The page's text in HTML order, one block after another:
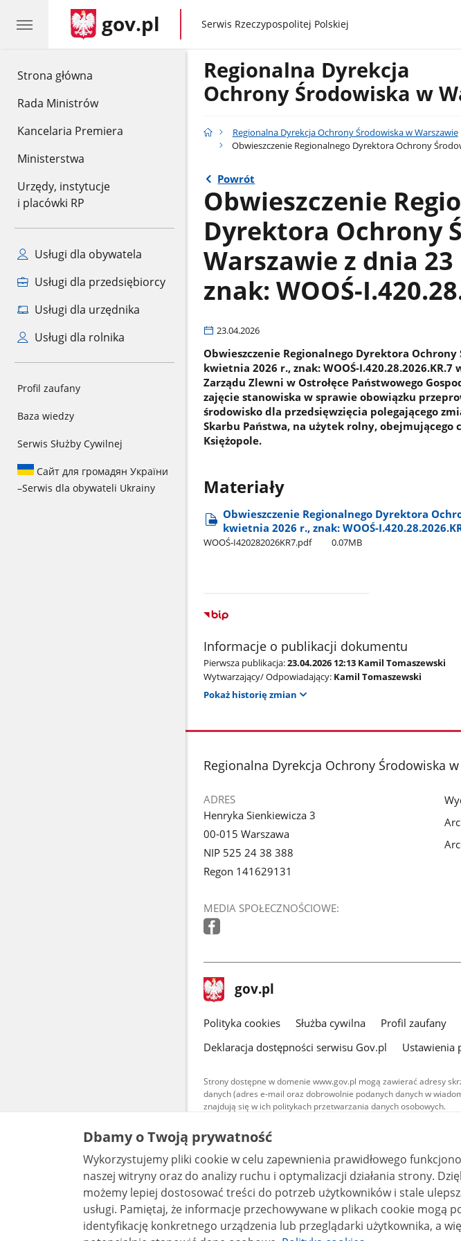
Strona główna
Rada Ministrów
Kancelaria Premiera
Ministerstwa
Urzędy, instytucje
i placówki RP
Usługi dla obywatela
Usługi dla przedsiębiorcy
Usługi dla urzędnika
Usługi dla rolnika
Profil zaufany
Baza wiedzy
Serwis Służby Cywilnej
Сайт для громадян України
–Serwis dla obywateli Ukrainy
gov.pl gov.pl
Serwis Rzeczypospolitej Polskiej
Regionalna Dyrekcja
Ochrony Środowiska w
Regionalna Dyrekcja Ochrony Środowiska w Warszawie
Obwieszczenie Regionalnego Dyrektora Ochrony
Powrót
Obwieszczenie
Dyrektora Ochrony
Warszawie z dnia
znak: WOOŚ-
23.04.2026
Obwieszczenie Regionalnego Dyrektora
kwietnia 2026 r., znak: WOOŚ-
Zarządu Zlewni w Ostrołęce Państwowego
zajęcie stanowiska w sprawie obowiązku
środowisko dla przedsięwzięcia polegającego
Skarbu Państwa, na użytek rolny, obejmującego
Księżopole.
Materiały
Obwieszczenie Regionalnego Dyrektora
kwietnia 2026 r., znak: WOOŚ-
WOOŚ-I420282026KR7.pdf 0.07MB
Informacje o publikacji dokumentu
Pierwsza publikacja:23.04.2026 12:13 Kamil Tomaszewski
Wytwarzający/ Odpowiadający: Kamil Tomaszewski
Pokaż historię zmian
stopka
Regionalna Dyrekcja Ochrony Środowiska
ADRES
Henryka Sienkiewicza 3
00-015 Warszawa
NIP 525 24 38 388
Regon 141629131
MEDIA SPOŁECZNOŚCIOWE:
stopka
gov.pl Strona
gov.pl
gov.pl
Polityka cookies Służba cywilna Profil zaufany
Deklaracja dostępności serwisu Gov.pl
Ustawienia
Strony dostępne w domenie www.gov.pl mogą zawierać adresy
danych (adres e-mail oraz dobrowolnie podanych danych w
znajdują się w ich politykach przetwarzania danych osobowych.
Treści tekstowe publikowane w serwisie (z
udostępniane na licencji typu Creative Commons:
warunkach 4.0 (CC BY-SA 4.0). Materiały
są udostępniane na licencji typu Creative
bez utworów zależnych 4.0 (CC BY-NC-ND 4.0), o ile
Dbamy o Twoją prywatność
Wykorzystujemy pliki cookie w celu zapewnienia prawidłowego
naszej witryny oraz do analizy ruchu i optymalizacji działania strony. Dzięki nim
możemy lepiej dostosować treści do potrzeb użytkowników i stale
usługi. Pamiętaj, że informacje przechowywane w plikach cookie mogą pozwalać na
identyfikację konkretnego urządzenia lub przeglądarki użytkownika, a